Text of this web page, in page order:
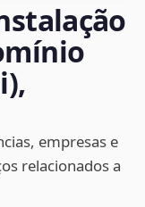
empresas e
relacionados a